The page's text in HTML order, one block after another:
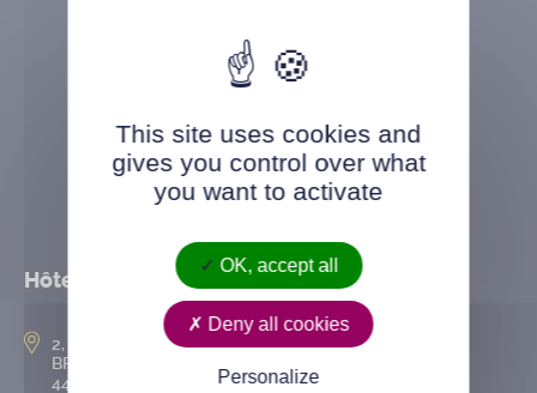
Hôtel de ville
2, rue de l’Hôtel-de-Ville
BP 50167
44802 Saint-Herblain cedex
This site uses cookies and
gives you control over what
you want to activate
OK, accept all
Deny all cookies
Personalize